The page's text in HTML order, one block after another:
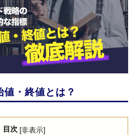
・終値とは？
目次 [非表示]